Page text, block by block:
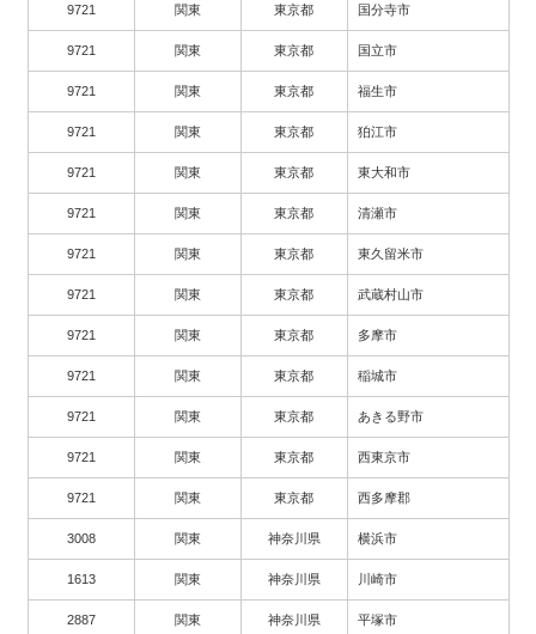
9721 関東 東京都 国分寺市
9721 関東 東京都 国立市
9721 関東 東京都 福生市
9721 関東 東京都 狛江市
9721 関東 東京都 東大和市
9721 関東 東京都 清瀬市
9721 関東 東京都 東久留米市
9721 関東 東京都 武蔵村山市
9721 関東 東京都 多摩市
9721 関東 東京都 稲城市
9721 関東 東京都 あきる野市
9721 関東 東京都 西東京市
9721 関東 東京都 西多摩郡
3008 関東 神奈川県 横浜市
1613 関東 神奈川県 川崎市
2887 関東 神奈川県 平塚市